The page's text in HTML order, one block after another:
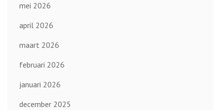
mei 2026
april 2026
maart 2026
februari 2026
januari 2026
december 2025